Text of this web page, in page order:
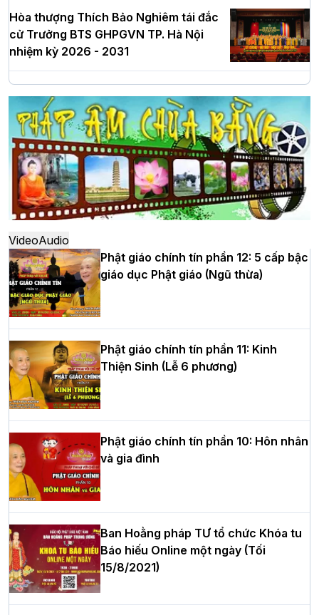
Hòa thượng Thích Bảo Nghiêm tái đắc
cử Trưởng BTS GHPGVN TP. Hà Nội
nhiệm kỳ 2026 - 2031
Hà Nội: Long trọng lễ khởi công xây
dựng Trung tâm văn hóa Phật giáo Thủ
đô
Hà Nội: Ngày tu học cuối cùng khép lại
khóa sinh hoạt Phật pháp mùa hè lần
thứ XIV tại chùa Bằng
Học yêu thương trong ngày tu tập thứ
tư của Khóa sinh hoạt Phật pháp mùa
hè tại chùa Bằng
HT.Thích Thọ Lạc được suy cử làm tân
Trưởng BTS GHPGVN tỉnh Nghệ An
Hòa thượng Thích Quảng Tùng tái đắc
cử Trưởng BTS GHPGVN thành phố Hải
Phòng nhiệm kỳ 2026 – 2031
Thượng tọa Thích Tâm Chính được suy
cử tân Trưởng ban Trị sự GHPGVN tỉnh
VideoAudio
Phật giáo chính tín phần 12: 5 cấp bậc
giáo dục Phật giáo (Ngũ thừa)
Phật giáo chính tín phần 11: Kinh
Thiện Sinh (Lễ 6 phương)
Phật giáo chính tín phần 10: Hôn nhân
và gia đình
Ban Hoằng pháp TƯ tổ chức Khóa tu
Báo hiếu Online một ngày (Tối
15/8/2021)